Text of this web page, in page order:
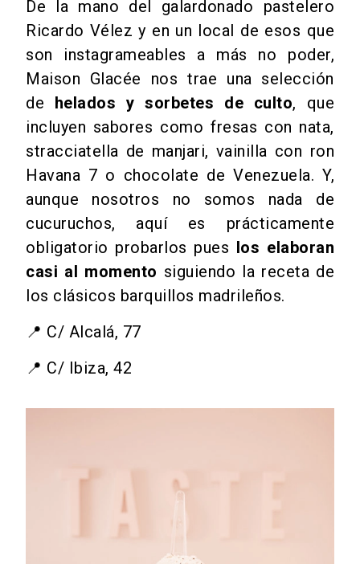
De la mano del galardonado pastelero
Ricardo Vélez y en un local de esos que
son instagrameables a más no poder,
Maison Glacée nos trae una selección
de
helados y sorbetes de culto, que
incluyen sabores como fresas con nata,
stracciatella de manjari, vainilla con ron
Havana 7 o chocolate de Venezuela. Y,
aunque nosotros no somos nada de
cucuruchos, aquí es prácticamente
obligatorio probarlos pues
los elaboran
casi al momento siguiendo la receta de
los clásicos barquillos madrileños.
📍 C/ Alcalá, 77
📍 C/ Ibiza, 42